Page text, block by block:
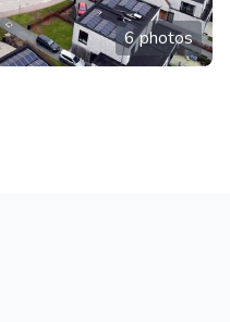
6 photos